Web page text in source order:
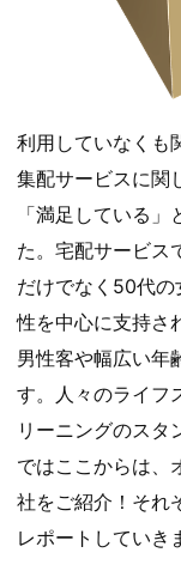
利用していなくも
集配サービスに関
「満足している
た。宅配サービス
だけでなく50代
性を中心に支持さ
男性客や幅広い年
す。人々のライフ
リーニングのスタ
ではここからは、
社をご紹介！それ
レポートしていき